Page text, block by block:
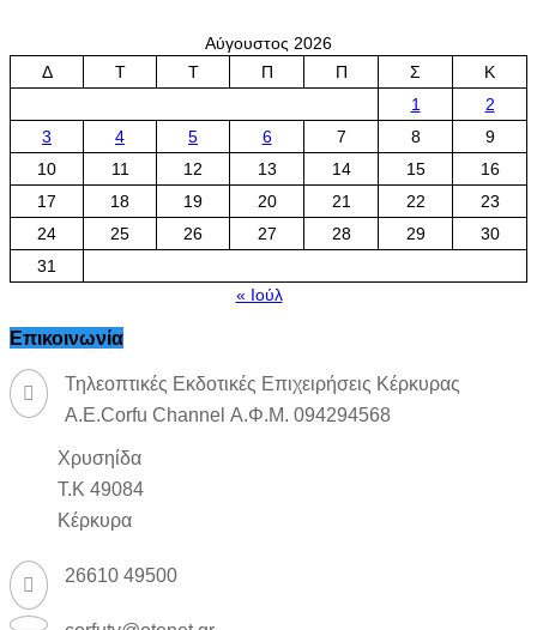
Αύγουστος 2026
Δ
Τ Τ Π Π Σ
Κ
1
2
3
4 5 6 7 8
9
10
11 12 13 14 15
16
17
18 19 20 21 22
23
24
25 26 27 28 29
30
31
« Ιούλ
Επικοινωνία
Τηλεοπτικές Εκδοτικές Επιχειρήσεις Κέρκυρας
Α.Ε.Corfu Channel Α.Φ.Μ. 094294568
Χρυσηίδα
Τ.Κ 49084
Κέρκυρα
26610 49500